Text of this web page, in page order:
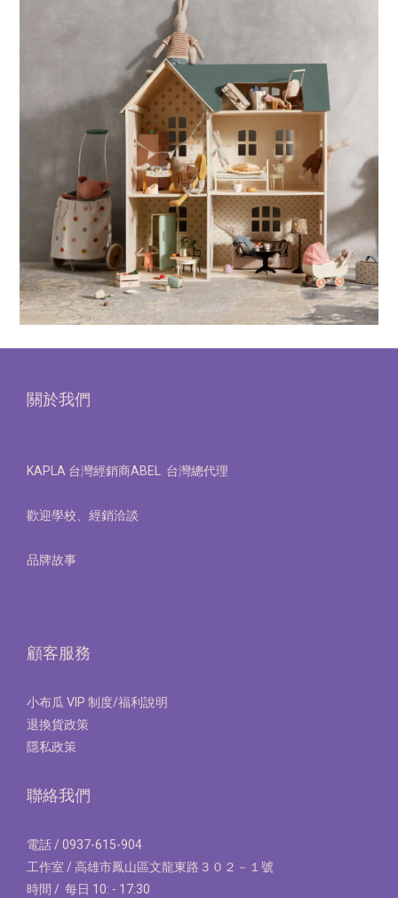
關於我們
KAPLA 台灣經銷商ABEL 台灣總代理
歡迎學校、經銷洽談
品牌故事
顧客服務
小布瓜 VIP 制度/福利說明
退換貨政策
隱私政策
聯絡我們
電話 / 0937-615-904
工作室 / 高雄市鳳山區文龍東路３０２－１號
時間 / 每日 10: - 17:30